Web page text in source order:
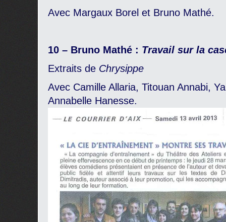
Avec Margaux Borel et Bruno Mathé.
10 – Bruno Mathé : Travail sur la
Extraits de Chrysippe
Avec Camille Allaria, Titouan Annabi,
Annabelle Hanesse.